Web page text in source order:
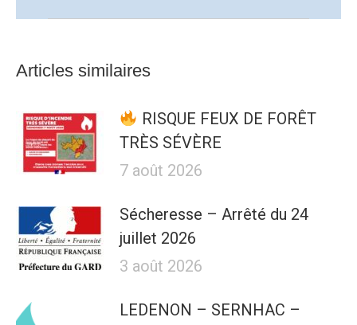
Articles similaires
RISQUE FEUX DE FORÊT
TRÈS SÉVÈRE
7 août 2026
Sécheresse – Arrêté du 24
juillet 2026
3 août 2026
LEDENON – SERNHAC –